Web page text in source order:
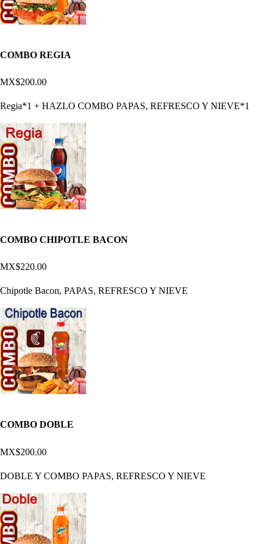
COMBO REGIA
MX$200.00
Regia*1 + HAZLO COMBO PAPAS, REFRESCO Y NIEVE*1
COMBO CHIPOTLE BACON
MX$220.00
Chipotle Bacon, PAPAS, REFRESCO Y NIEVE
COMBO DOBLE
MX$200.00
DOBLE Y COMBO PAPAS, REFRESCO Y NIEVE